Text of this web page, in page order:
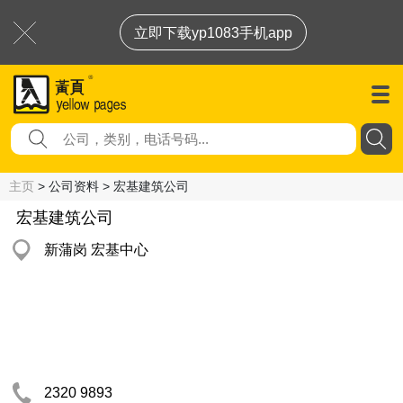
立即下载yp1083手机app
主页 > 公司资料 > 宏基建筑公司
宏基建筑公司
新蒲岗 宏基中心
2320 9893